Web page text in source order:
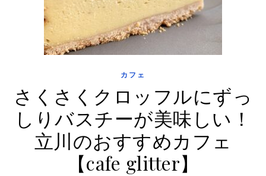
カフェ
さくさくクロッフルにずっ
しりバスチーが美味しい！
立川のおすすめカフェ
【cafe glitter】